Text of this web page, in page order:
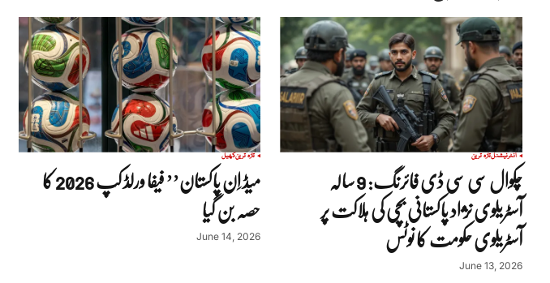
انٹرنیشنلتازہ ترین
چکوال سی سی ڈی فائرنگ: 9 سالہ
آسٹریلوی نژاد پاکستانی بچی کی ہلاکت پر
آسٹریلوی حکومت کا نوٹس
June 13, 2026
تازہ ترینکھیل
میڈ اِن پاکستان’’ فیفا ورلڈ کپ 2026 کا
حصہ بن گیا
June 14, 2026